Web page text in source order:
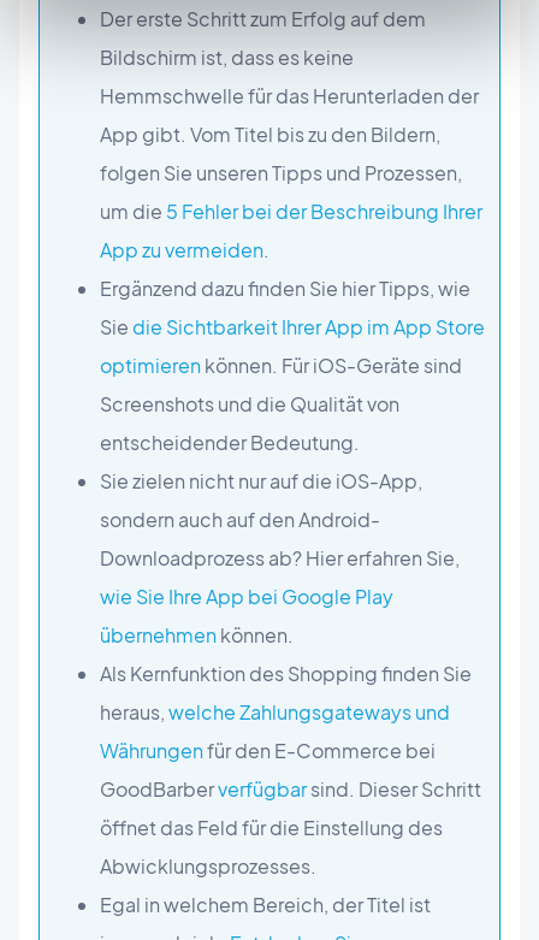
Der erste Schritt zum Erfolg auf dem
Bildschirm ist, dass es keine
Hemmschwelle für das Herunterladen der
App gibt. Vom Titel bis zu den Bildern,
folgen Sie unseren Tipps und Prozessen,
um die 5 Fehler bei der Beschreibung Ihrer
App zu vermeiden.
Ergänzend dazu finden Sie hier Tipps, wie
Sie die Sichtbarkeit Ihrer App im App Store
optimierenkönnen. Für iOS-Geräte sind
Screenshots und die Qualität von
entscheidender Bedeutung.
Sie zielen nicht nur auf die iOS-App,
sondern auch auf den Android-
Downloadprozess ab? Hier erfahren Sie,
wie Sie Ihre App bei Google Play
übernehmenkönnen.
Als Kernfunktion des Shopping finden Sie
heraus,welche Zahlungsgateways und
Währungenfür den E-Commerce bei
GoodBarberverfügbarsind. Dieser Schritt
öffnet das Feld für die Einstellung des
Abwicklungsprozesses.
Egal in welchem Bereich, der Titel ist